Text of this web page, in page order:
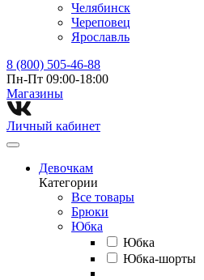
Челябинск
Череповец
Ярославль
8 (800) 505-46-88
Пн-Пт 09:00-18:00
Магазины⁠
Личный кабинет
Девочкам
Категории
Все товары
Брюки
Юбка
Юбка
Юбка-шорты